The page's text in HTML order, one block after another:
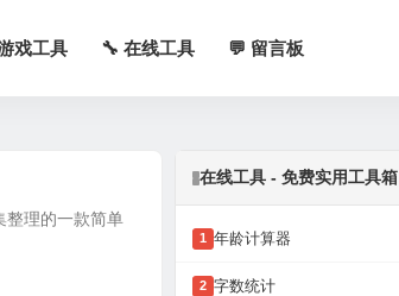
戏工具 🔧 在线工具 💬 留言板
整理的一款简单
在线工具 - 免费实用工具箱
1 年龄计算器
2 字数统计